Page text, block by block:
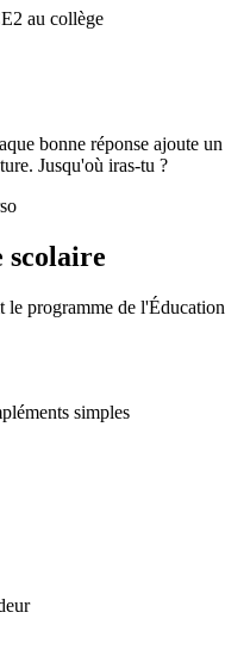
au collège
bonne réponse ajoute un
Jusqu'où iras-tu ?
scolaire
le programme de l'Éducation
simples